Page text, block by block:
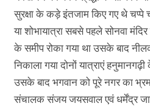
सुरक्षा के कड़े इंतजाम किए गए थे चप्पे
या शोभायात्रा सबसे पहले सोनवा
के समीप रोका गया था उसके बाद
निकाला गया दोनों यात्राएं
उसके बाद भगवान को पूरे नगर का
संचालक संजय जयसवाल एवं धर्मेंद्र